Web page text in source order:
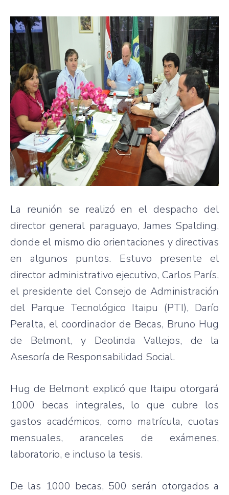
La reunión se realizó en el despacho del
director general paraguayo, James Spalding,
donde el mismo dio orientaciones y directivas
en algunos puntos. Estuvo presente el
director administrativo ejecutivo, Carlos París,
el presidente del Consejo de Administración
del Parque Tecnológico Itaipu (PTI), Darío
Peralta, el coordinador de Becas, Bruno Hug
de Belmont, y Deolinda Vallejos, de la
Asesoría de Responsabilidad Social.
Hug de Belmont explicó que Itaipu otorgará
1000 becas integrales, lo que cubre los
gastos académicos, como matrícula, cuotas
mensuales, aranceles de exámenes,
laboratorio, e incluso la tesis.
De las 1000 becas, 500 serán otorgados a